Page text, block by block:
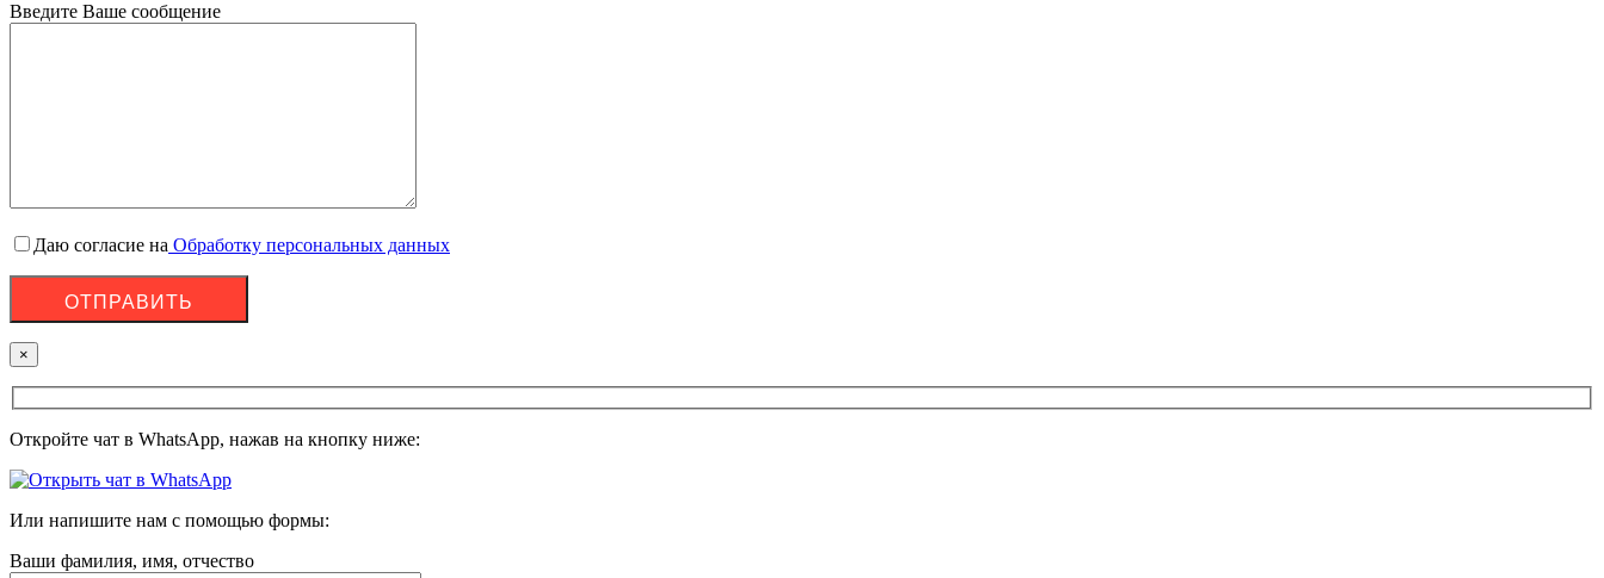
Введите Ваше сообщение
Даю согласие на Обработку персональных данных
×
Откройте чат в WhatsApp, нажав на кнопку ниже:
Или напишите нам с помощью формы:
Ваши фамилия, имя, отчество